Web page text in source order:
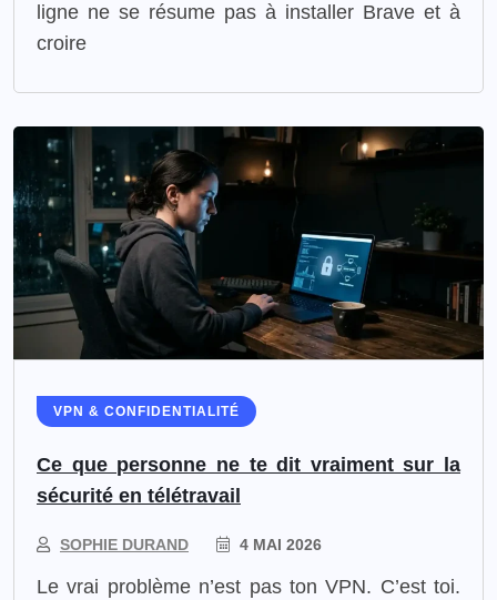
ligne ne se résume pas à installer Brave et à
croire
VPN & CONFIDENTIALITÉ
Ce que personne ne te dit vraiment sur la
sécurité en télétravail
SOPHIE DURAND 4 MAI 2026
Le vrai problème n’est pas ton VPN. C’est toi.